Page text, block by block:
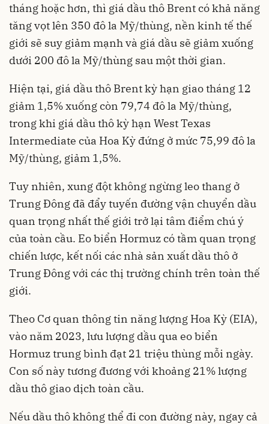
tháng hoặc hơn, thì giá dầu thô Brent có khả năng
tăng vọt lên 350 đô la Mỹ/thùng, nền kinh tế thế
giới sẽ suy giảm mạnh và giá dầu sẽ giảm xuống
dưới 200 đô la Mỹ/thùng sau một thời gian.
Hiện tại, giá dầu thô Brent kỳ hạn giao tháng 12
giảm 1,5% xuống còn 79,74 đô la Mỹ/thùng,
trong khi giá dầu thô kỳ hạn West Texas
Intermediate của Hoa Kỳ đứng ở mức 75,99 đô la
Mỹ/thùng, giảm 1,5%.
Tuy nhiên, xung đột không ngừng leo thang ở
Trung Đông đã đẩy tuyến đường vận chuyển dầu
quan trọng nhất thế giới trở lại tâm điểm chú ý
của toàn cầu. Eo biển Hormuz có tầm quan trọng
chiến lược, kết nối các nhà sản xuất dầu thô ở
Trung Đông với các thị trường chính trên toàn thế
giới.
Theo Cơ quan thông tin năng lượng Hoa Kỳ (EIA),
vào năm 2023, lưu lượng dầu qua eo biển
Hormuz trung bình đạt 21 triệu thùng mỗi ngày.
Con số này tương đương với khoảng 21% lượng
dầu thô giao dịch toàn cầu.
Nếu dầu thô không thể đi con đường này, ngay cả